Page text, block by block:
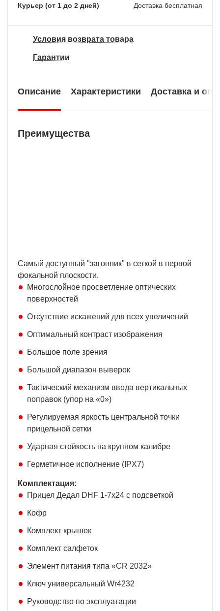
Курьер (от 1 до 2 дней) Доставка бесплатная
Условия возврата товара
Гарантии
Описание Характеристики Доставка и
Преимущества
Самый доступный "загонник" в сеткой в первой
фокальной плоскости.
Многослойное просветление оптических
поверхностей
Отсутствие искажений для всех увеличений
Оптимальный контраст изображения
Большое поле зрения
Большой диапазон выверок
Тактический механизм ввода вертикальных
поправок (упор на «0»)
Регулируемая яркость центральной точки
прицельной сетки
Ударная стойкость на крупном калибре
Герметичное исполнение (IPX7)
Комплектация:
Прицел Дедал DHF 1-7x24 с подсветкой
Кофр
Комплект крышек
Комплект салфеток
Элемент питания типа «CR 2032»
Ключ универсальный Wr4232
Руководство по эксплуатации